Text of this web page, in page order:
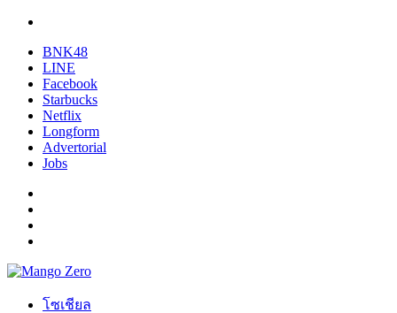
BNK48
LINE
Facebook
Starbucks
Netflix
Longform
Advertorial
Jobs
โซเชียล